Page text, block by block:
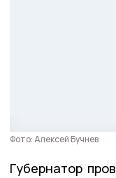
Фото: Алексей Бучнев
Губернатор